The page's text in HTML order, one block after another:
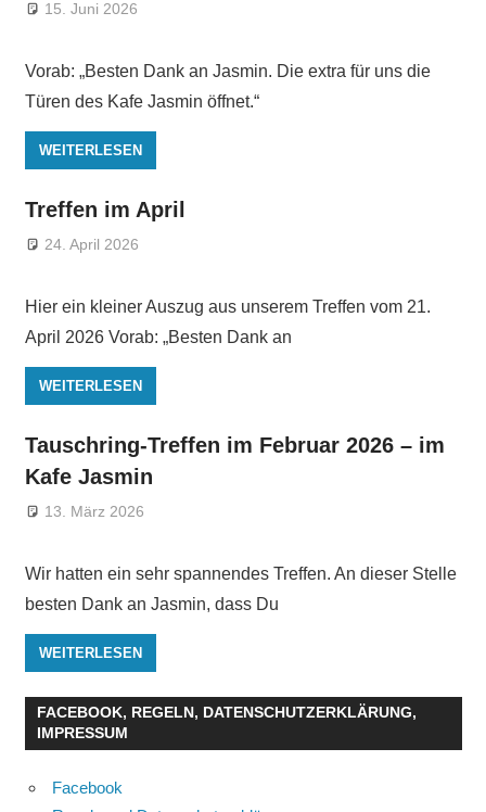
15. Juni 2026
Vorab: „Besten Dank an Jasmin. Die extra für uns die
Türen des Kafe Jasmin öffnet.“
WEITERLESEN
Treffen im April
24. April 2026
Hier ein kleiner Auszug aus unserem Treffen vom 21.
April 2026 Vorab: „Besten Dank an
WEITERLESEN
Tauschring-Treffen im Februar 2026 – im
Kafe Jasmin
13. März 2026
Wir hatten ein sehr spannendes Treffen. An dieser Stelle
besten Dank an Jasmin, dass Du
WEITERLESEN
FACEBOOK, REGELN, DATENSCHUTZERKLÄRUNG,
IMPRESSUM
Facebook